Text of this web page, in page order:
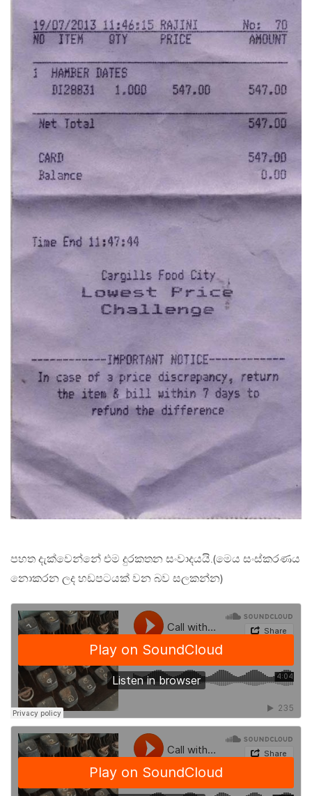
පහත දැක්වෙන්නේ එම දුරකතන සංවාදයයි.(මෙය සංස්කරණය
නොකරන ලද හඩපටයක් වන බව සලකන්න)